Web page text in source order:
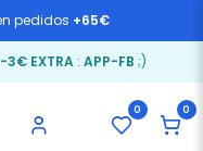
pedidos +65€
-3€ EXTRA: APP-FB ;)
0 0